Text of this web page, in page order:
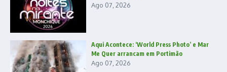
Ago 07, 2026
Aqui Acontece: ‘World Press Photo’ e Mar
Me Quer arrancam em Portimão
Ago 07, 2026